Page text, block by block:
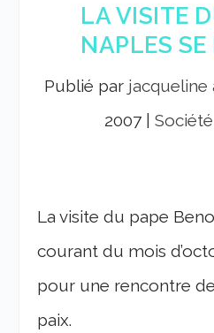
LA VISITE
NAPLES SE
Publié par jacqueline
2007
La visite du pape
courant du mois
pour une rencontre
paix.